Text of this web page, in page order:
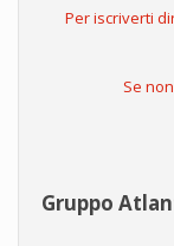
Per iscriverti
Se
Gruppo